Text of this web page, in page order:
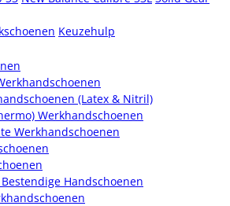
Keuzehulp
(Latex & Nitril)
Werkhandschoenen
Werkhandschoenen
Handschoenen